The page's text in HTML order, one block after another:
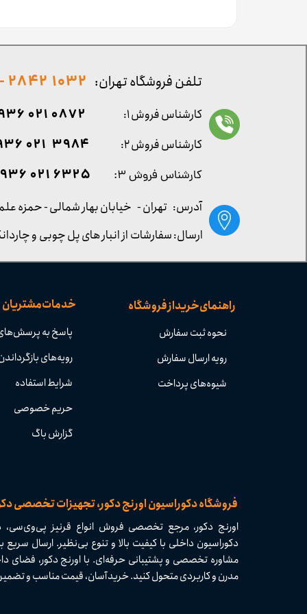
​​فروشگاه دکوراسیون اورنج دکور، تجهیزات تخصصی
راهنمای خرید از فروشگاه
نحوه ثبت سفارش
رویه ارسال سفارش
شیوه‌های پرداخت
خدمات مشتریان
پاسخ به
رویه‌های
شرایط استفاده
حریم خصوصی
گزارش باگ
اورنج دکور، مرجع تخصصی فروش انواع قرنیز پی‌وی‌سی،
مشاوره تخصصی و پشتیبانی حرفه‌ای. با اورنج دکور، فضای
مدرن و کاربردی متحول کنید. خرید آسان، قیمت مناسب و تضمین
کارشناس فروش ۳: ۶۳۲۵ ۰۲۱ ۰۹۳۶
آدرس: تهران - خیابان بهار شمالی - حمزه
تلفن فروشگاه تهران: 1032 2842 - 021
کارشناس فروش ۱: 0872 021 0936
کارشناس فروش ۲:
۳۹۸۴ ۰۲۱ ۰۹۳۶
ارسال: سفارشات از انبار های پل چوبی و